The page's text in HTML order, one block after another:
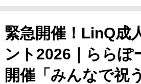
緊急開催！LinQ成
ント2026｜ららぽ
開催「みんなで祝